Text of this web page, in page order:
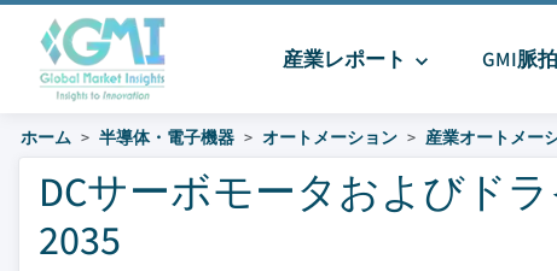
産業レポート GMI脈拍
ホーム 半導体・電子機器 オートメーション 産業オートメー
DCサーボモータおよびド
2035